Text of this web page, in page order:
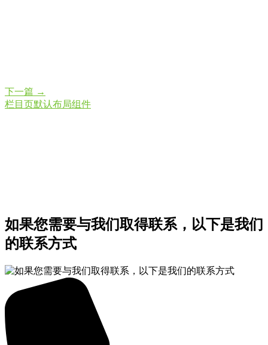
下一篇 →
栏目页默认布局组件
如果您需要与我们取得联系，以下是我们
的联系方式